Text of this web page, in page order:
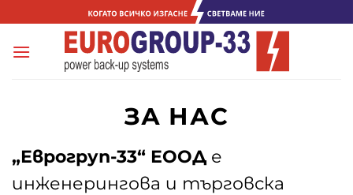
to
content
ЗА НАС
„Еврогруп-33“ ЕООД е
инженерингова и търговска